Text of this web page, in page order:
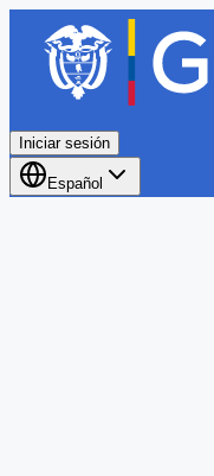
Iniciar sesión
Español